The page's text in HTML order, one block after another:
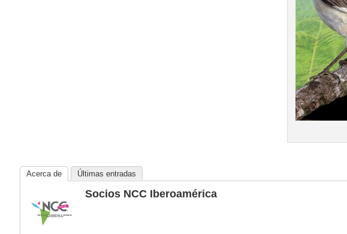
Acerca de Últimas entradas
Socios NCC Iberoamérica